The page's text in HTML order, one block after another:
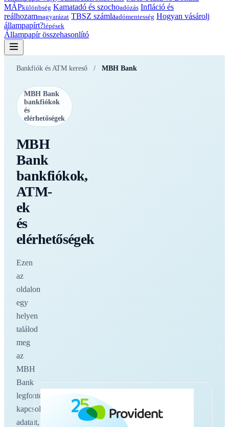
MÁPkülönbség Kamatadó és szochoadózás Infláció és
reálhozammagyarázat TBSZ számlaadómentesség Hogyan vásárolj
állampapírt?lépések
Állampapír összehasonlító
Bankfiók és ATM kereső / MBH Bank
MBH Bank
bankfiókok
és
elérhetőségek
MBH
Bank
bankfiókok,
ATM-
ek
és
elérhetőségek
Ezen
az
oldalon
egy
helyen
találod
meg
az
MBH
Bank
legfontosabb
kapcsolati
adatait,